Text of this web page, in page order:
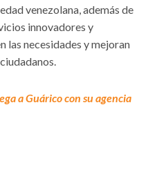
venezolana, además de
innovadores y
las necesidades y mejoran
a Guárico con su agencia